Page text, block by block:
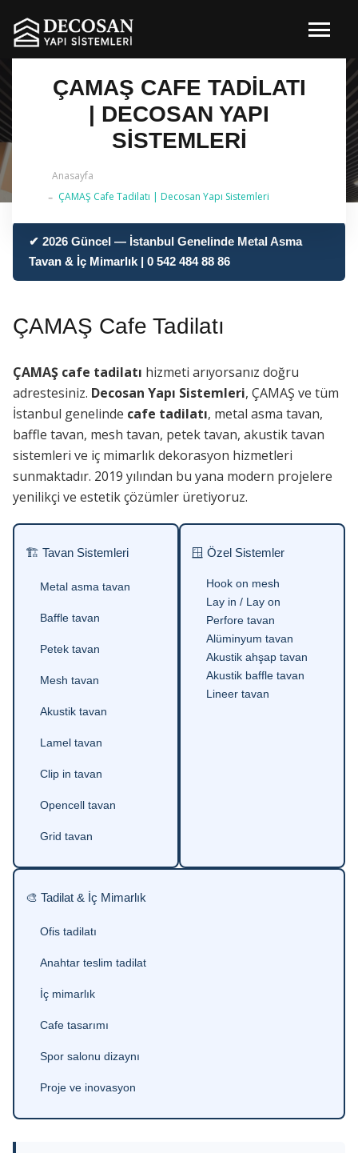
ÇAMAŞ CAFE TADILATI
| DECOSAN YAPI
SISTEMLERI
Anasayfa
ÇAMAŞ Cafe Tadilatı | Decosan Yapı Sistemleri
✔ 2026 Güncel — İstanbul Genelinde Metal Asma
Tavan & İç Mimarlık | 0 542 484 88 86
ÇAMAŞ Cafe Tadilatı
ÇAMAŞ cafe tadilatı hizmeti arıyorsanız doğru
adrestesiniz. Decosan Yapı Sistemleri, ÇAMAŞ ve tüm
İstanbul genelinde cafe tadilatı, metal asma tavan,
baffle tavan, mesh tavan, petek tavan, akustik tavan
sistemleri ve iç mimarlık dekorasyon hizmetleri
sunmaktadır. 2019 yılından bu yana modern projelere
yenilikçi ve estetik çözümler üretiyoruz.
🏗 Tavan Sistemleri
Metal asma tavan
Baffle tavan
Petek tavan
Mesh tavan
Akustik tavan
Lamel tavan
Clip in tavan
Opencell tavan
Grid tavan
🪟 Özel Sistemler
Hook on mesh
Lay in / Lay on
Perfore tavan
Alüminyum tavan
Akustik ahşap tavan
Akustik baffle tavan
Lineer tavan
🎨 Tadilat & İç Mimarlık
Ofis tadilatı
Anahtar teslim tadilat
İç mimarlık
Cafe tasarımı
Spor salonu dizaynı
Proje ve inovasyon